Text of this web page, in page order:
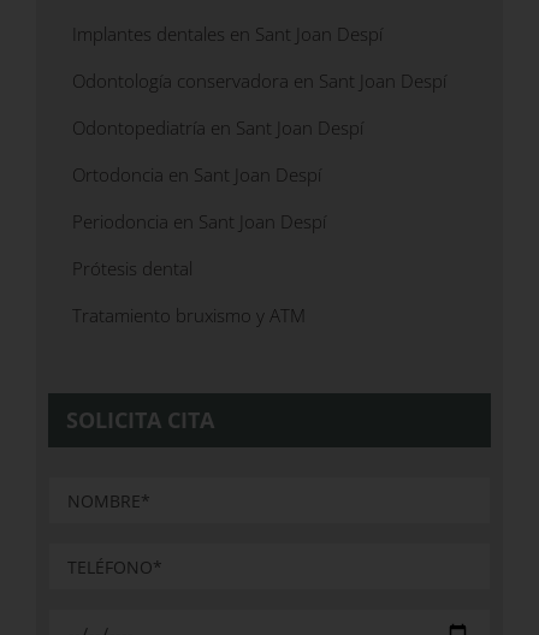
Implantes dentales en Sant Joan Despí
Odontología conservadora en Sant Joan Despí
Odontopediatría en Sant Joan Despí
Ortodoncia en Sant Joan Despí
Periodoncia en Sant Joan Despí
Prótesis dental
Tratamiento bruxismo y ATM
SOLICITA CITA